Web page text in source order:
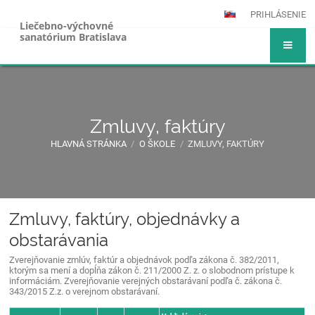
PRIHLÁSENIE
Liečebno-výchovné
sanatórium Bratislava
Zmluvy, faktúry
HLAVNÁ STRÁNKA / O ŠKOLE / ZMLUVY, FAKTÚRY
Zmluvy,
faktúry
Zmluvy, faktúry, objednávky a
obstarávania
Zverejňovanie zmlúv, faktúr a objednávok podľa zákona č. 382/2011,
ktorým sa mení a dopĺňa zákon č. 211/2000 Z. z. o slobodnom prístupe k
informáciám. Zverejňovanie verejných obstarávaní podľa č. zákona č.
343/2015 Z.z. o verejnom obstarávaní.